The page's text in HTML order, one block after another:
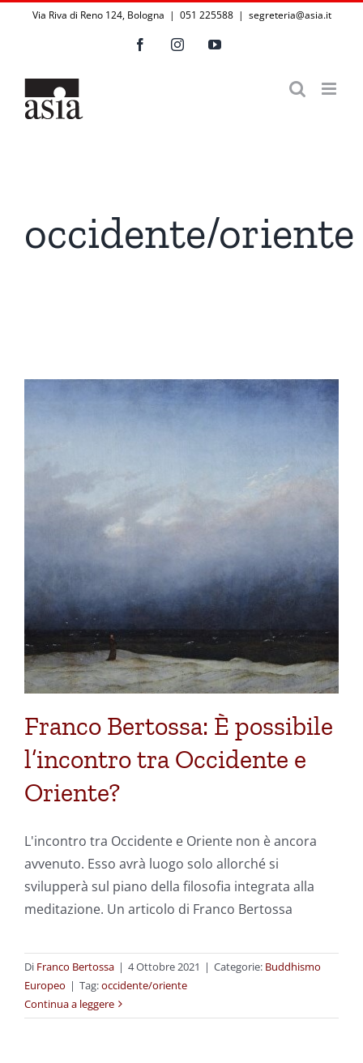
Via Riva di Reno 124, Bologna | 051 225588 | segreteria@asia.it
FacebookInstagramYouTube
occidente/oriente
Franco Bertossa: È possibile
l’incontro tra Occidente e
Oriente?
L'incontro tra Occidente e Oriente non è ancora
avvenuto. Esso avrà luogo solo allorché si
svilupperà sul piano della filosofia integrata alla
meditazione. Un articolo di Franco Bertossa
Di Franco Bertossa | 4 Ottobre 2021 | Categorie: Buddhismo
Europeo | Tag:occidente/oriente
Continua a leggere